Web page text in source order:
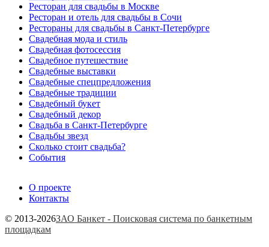
Ресторан для свадьбы в Москве
Ресторан и отель для свадьбы в Сочи
Рестораны для свадьбы в Санкт-Петербурге
Свадебная мода и стиль
Свадебная фотосессия
Свадебное путешествие
Свадебные выставки
Свадебные спецпредложения
Свадебные традиции
Свадебный букет
Свадебный декор
Свадьба в Санкт-Петербурге
Свадьбы звезд
Сколько стоит свадьба?
События
О проекте
Контакты
© 2013-2026ЗАО Банкет - Поисковая система по банкетным
площадкам